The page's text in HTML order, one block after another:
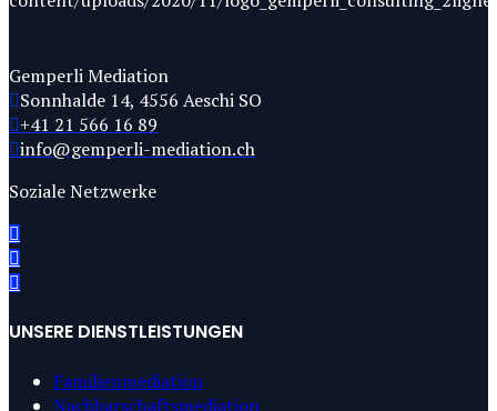
Gemperli Mediation
Sonnhalde 14, 4556 Aeschi SO
+41 21 566 16 89
info@gemperli-mediation.ch
Soziale Netzwerke
UNSERE DIENSTLEISTUNGEN
Familienmediation
Nachbarschaftsmediation